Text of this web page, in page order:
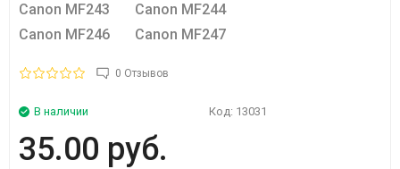
Canon MF243 Canon MF244
Canon MF246 Canon MF247
0 Отзывов
В наличии Код: 13031
35.00 руб.